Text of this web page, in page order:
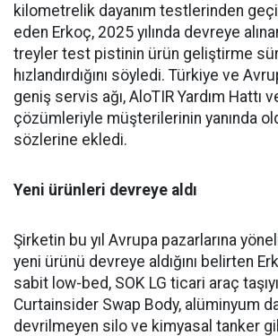
kilometrelik dayanım testlerin­den
eden Er­koç, 2025 yılında devreye
treyler test pisti­nin ürün geliştirme
hızlandırdığını söyledi. Türkiye ve
geniş ser­vis ağı, AloTIR Yardım Hattı
çözümleriyle müşte­rilerinin yanında
sözlerine ekledi.
Yeni ürünleri devreye aldı
Şirketin bu yıl Avrupa pazar­larına
yeni ürünü devreye aldığını belirten
sabit low-bed, SOK LG ticari araç
Curtainsider Swap Body, alüminyum
devrilme­yen silo ve kimyasal tanker